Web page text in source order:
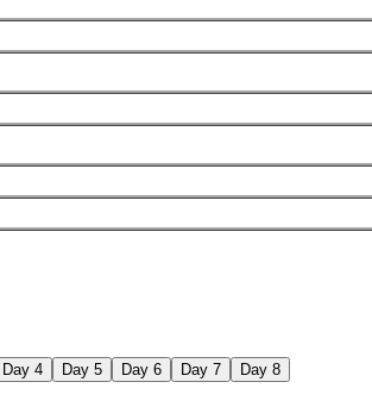
Day 4 Day 5 Day 6 Day 7 Day 8